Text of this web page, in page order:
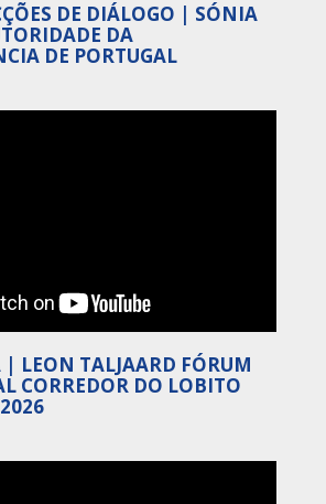
DE DIÁLOGO | SÓNIA
DA
DE PORTUGAL
| LEON TALJAARD FÓRUM
CORREDOR DO LOBITO